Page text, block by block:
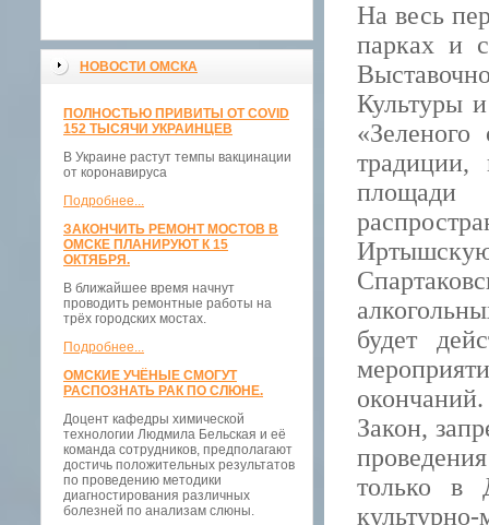
НОВОСТИ ОМСКА
ПОЛНОСТЬЮ ПРИВИТЫ ОТ COVID
152 ТЫСЯЧИ УКРАИНЦЕВ
В Украине растут темпы вакцинации
от коронавируса
Подробнее...
ЗАКОНЧИТЬ РЕМОНТ МОСТОВ В
ОМСКЕ ПЛАНИРУЮТ К 15
ОКТЯБРЯ.
В ближайшее время начнут
проводить ремонтные работы на
трёх городских мостах.
Подробнее...
ОМСКИЕ УЧЁНЫЕ СМОГУТ
РАСПОЗНАТЬ РАК ПО СЛЮНЕ.
Доцент кафедры химической
технологии Людмила Бельская и её
команда сотрудников, предполагают
достичь положительных результатов
по проведению методики
диагностирования различных
болезней по анализам слюны.
На весь
парках и
Культуры
традиции,
будет
окончаний.
Закон,
только в